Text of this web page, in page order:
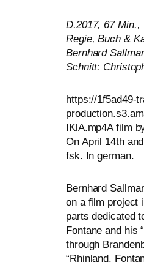
D.2017, 67 Min.,
Regie, Buch &
Bernhard
Schnitt:
https://1f5ad49-
IKlA.mp4A film
On April 14th
fsk. In german.
Bernhard
on a film pro­ject
parts dedi­ca­ted
Fontane and his
through
“Rhinland.